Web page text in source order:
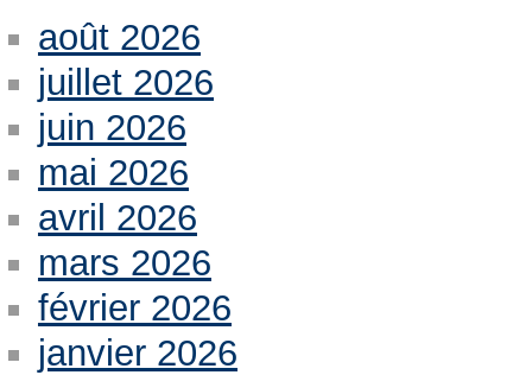
août 2026
juillet 2026
juin 2026
mai 2026
avril 2026
mars 2026
février 2026
janvier 2026